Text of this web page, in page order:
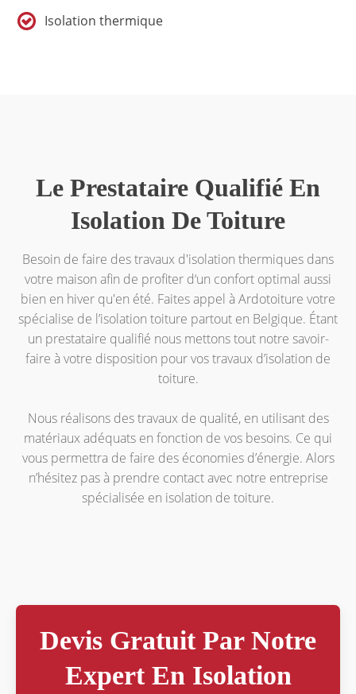
Isolation thermique
Le Prestataire Qualifié En
Isolation De Toiture
Besoin de faire des travaux d'isolation thermiques dans
votre maison afin de profiter d‘un confort optimal aussi
bien en hiver qu'en été. Faites appel à Ardotoiture votre
spécialise de l’isolation toiture partout en Belgique. Étant
un prestataire qualifié nous mettons tout notre savoir-
faire à votre disposition pour vos travaux d’isolation de
toiture.
Nous réalisons des travaux de qualité, en utilisant des
matériaux adéquats en fonction de vos besoins. Ce qui
vous permettra de faire des économies d’énergie. Alors
n’hésitez pas à prendre contact avec notre entreprise
spécialisée en isolation de toiture.
Devis Gratuit Par Notre
Expert En Isolation